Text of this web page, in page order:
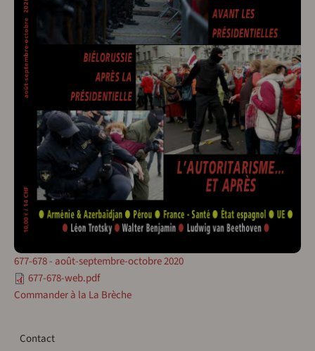
677-678 - août-septembre-octobre 2020
677-678-web.pdf
Commander à la La Brèche
Contact
Contact